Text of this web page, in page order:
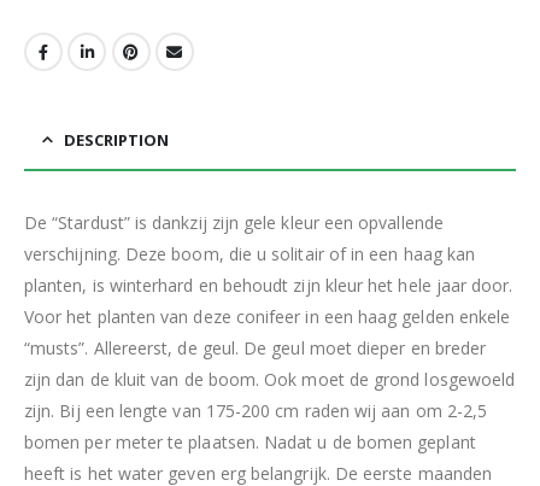
DESCRIPTION
De “Stardust” is dankzij zijn gele kleur een opvallende
verschijning. Deze boom, die u solitair of in een haag kan
planten, is winterhard en behoudt zijn kleur het hele jaar door.
Voor het planten van deze conifeer in een haag gelden enkele
“musts”. Allereerst, de geul. De geul moet dieper en breder
zijn dan de kluit van de boom. Ook moet de grond losgewoeld
zijn. Bij een lengte van 175-200 cm raden wij aan om 2-2,5
bomen per meter te plaatsen. Nadat u de bomen geplant
heeft is het water geven erg belangrijk. De eerste maanden